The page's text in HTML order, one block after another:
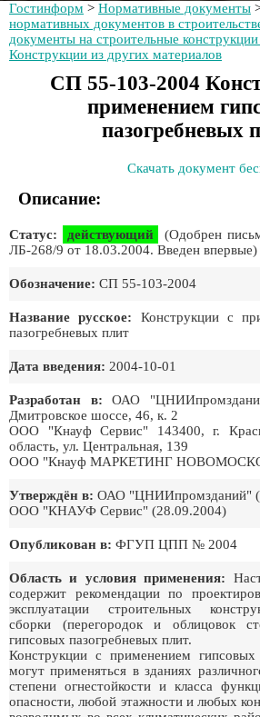
Гостинформ > Нормативные документы
нормативных документов в
документы на строительные
Конструкции из других материалов
СП 55-103-2004
применением
пазогребневых
Скачать документ
Описание:
Статус: действующий
(Одобрен
ЛБ-268/9 от 18.03.2004. Введен впервые)
Обозначение: СП 55-103-2004
Название русское: Конструкции с
пазогребневых плит
Дата введения: 2004-10-01
Разработан в: ОАО
Дмитровское шоссе, 46, к. 2
ООО "Кнауф Сервис" 143400, г.
область, ул. Центральная, 139
ООО "Кнауф МАРКЕТИНГ
Утверждён в: ОАО "ЦНИИпромзданий"
ООО "КНАУФ Сервис" (28.09.2004)
Опубликован в: ФГУП ЦПП № 2004
Область и условия применения:
содержит рекомендации по
эксплуатации строительных
сборки (перегородок и облицовок
гипсовых пазогребневых плит.
Конструкции с применением гипсовых
могут применяться в зданиях
степени огнестойкости и класса
опасности, любой этажности и любых